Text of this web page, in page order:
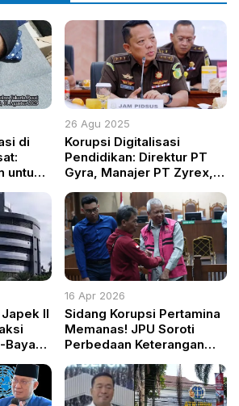
di
untuk
26 Agu 2025
Korupsi Digitalisasi
Pendidikan: Direktur PT
Gyra, Manajer PT Zyrex,
Diperiksa Kejagung!
II
16 Apr 2026
Sidang Korupsi Pertamina
Memanas! JPU Soroti
Perbedaan Keterangan